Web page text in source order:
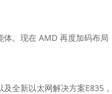
。现在 AMD 再度加码布局
新以太网解决方案E835